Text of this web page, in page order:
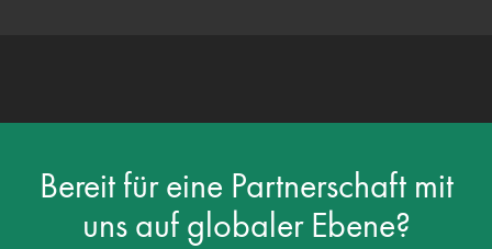
Bereit für eine Partnerschaft mit
uns auf globaler Ebene?